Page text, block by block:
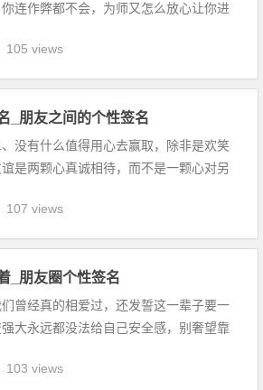
连作弊都不会，为师又怎么放心让你进
你看什么都矫情。5、停止悲伤，机会从
执子之手，方知子丑，泪流满面，子不
105 views
_朋友之间的个性签名
没有什么值得用心去赢取，除非是欢笑
是两颗心真诚相待，而不是一颗心对另
节操，世界上的恋爱、友情、美德都不
好的感觉就是，表面相互嫌弃，心中不
107 views
_朋友圈个性签名
曾经真的相爱过，还发誓这一辈子要一
大永远都没法给自己安全感，别奢望靠
的莫过于一见如故，最悲伤的莫过于再
103 views